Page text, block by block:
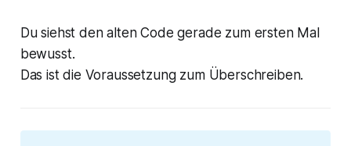
Du siehst den alten Code gerade zum ersten Mal
bewusst.
Das ist die Voraussetzung zum Überschreiben.